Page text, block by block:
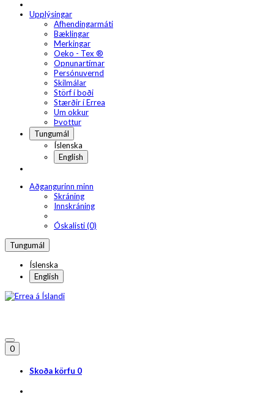
Upplýsingar
Afhendingarmáti
Bæklingar
Merkingar
Oeko - Tex ®
Opnunartímar
Persónuvernd
Skilmálar
Störf í boði
Stærðir í Errea
Um okkur
Þvottur
Tungumál
Íslenska
English
Aðgangurinn minn
Skráning
Innskráning
Óskalisti (0)
Tungumál
Íslenska
English
0
Skoða körfu 0